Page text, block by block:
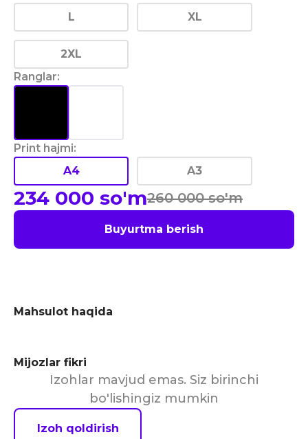
L XL
2XL
Ranglar:
Print hajmi:
A4
A3
234 000 so'm260 000 so'm
Buyurtma berish
Mahsulot haqida
Mijozlar fikri
Izohlar mavjud emas. Siz birinchi
bo'lishingiz mumkin
Izoh qoldirish